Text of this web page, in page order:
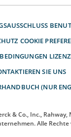
COOKIE
SIE UNS
(NUR
& Co., Inc., Rahway,
Alle Rechte